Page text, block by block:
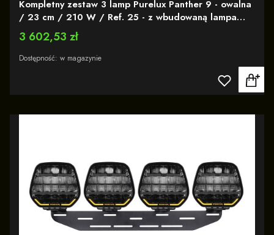
Kompletny zestaw 3 lamp Purelux Panther 9 - owalna
/ 23 cm / 210 W / Ref. 25 - z wbudowaną lampa
ostrzegawczą R65
Cena
3 602,53 zł
Dostępność: w magazynie